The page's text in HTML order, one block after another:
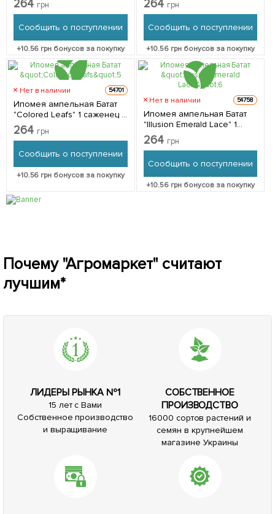
264 грн
Сообщить о поступлении
+10.56 грн бонусов за покупку
264 грн
Сообщить о поступлении
+10.56 грн бонусов за покупку
Нет в наличии 54701
Ипомея ампельная Батат
"Colored Leafs" 1 саженец в
упаковке
264 грн
Сообщить о поступлении
+10.56 грн бонусов за покупку
Нет в наличии 54758
Ипомея ампельная Батат
"Illusion Emerald Lace" 1
саженец в упаковке
264 грн
Сообщить о поступлении
+10.56 грн бонусов за покупку
Почему "Агромаркет" считают
лучшим*
ЛИДЕРЫ РЫНКА №1
15 лет с Вами
Собственное производство
и выращивание
СОБСТВЕННОЕ
ПРОИЗВОДСТВО
16000 сортов растений и
семян в крупнейшем
магазине Украины